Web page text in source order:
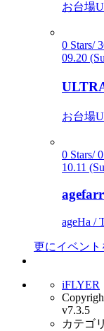
お台場
0 Stars/
09.20
お台場
0 Stars/
10.11
ageHa /
更にイベント
iFLYER
v7.3.5
カテゴ